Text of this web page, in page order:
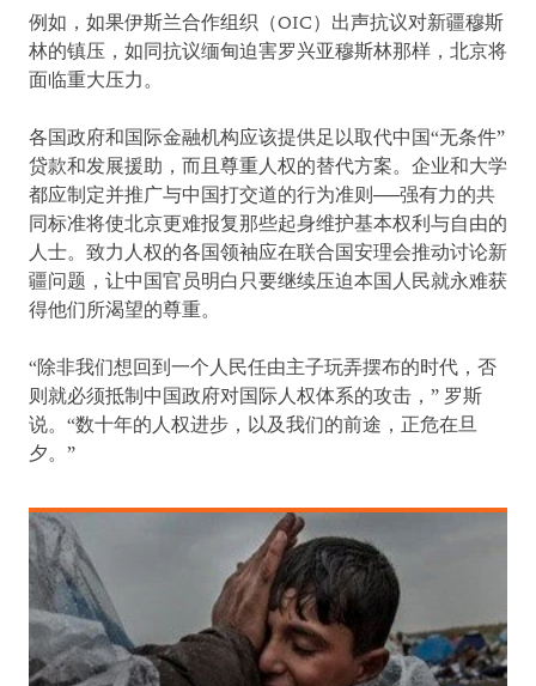
例如，如果伊斯兰合作组织（OIC）出声抗议对新疆穆斯
林的镇压，如同抗议缅甸迫害罗兴亚穆斯林那样，北京将
面临重大压力。
各国政府和国际金融机构应该提供足以取代中国“无条件”
贷款和发展援助，而且尊重人权的替代方案。企业和大学
都应制定并推广与中国打交道的行为准则──强有力的共
同标准将使北京更难报复那些起身维护基本权利与自由的
人士。致力人权的各国领袖应在联合国安理会推动讨论新
疆问题，让中国官员明白只要继续压迫本国人民就永难获
得他们所渴望的尊重。
“除非我们想回到一个人民任由主子玩弄摆布的时代，否
则就必须抵制中国政府对国际人权体系的攻击，” 罗斯
说。“数十年的人权进步，以及我们的前途，正危在旦
夕。”